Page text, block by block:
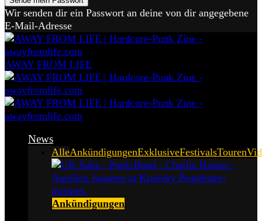
Wir senden dir ein Passwort an deine von dir angegebene
E-Mail-Adresse
AWAY FROM LIFE
News
AlleAnkündigungenExklusiveFestivalsTouren
Ankündigungen